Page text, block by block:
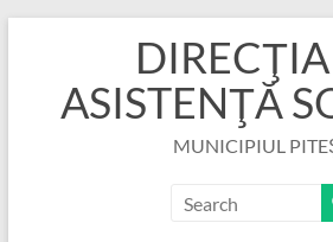
ASISTENŢĂ
MUNICIPIUL